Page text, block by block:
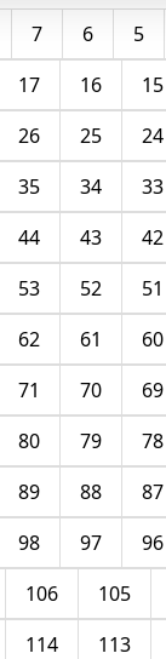
5
6
7
15
16
17
24
25
26
33
34
35
42
43
44
51
52
53
60
61
62
69
70
71
78
79
80
87
88
89
96
97
98
105
106
113
114